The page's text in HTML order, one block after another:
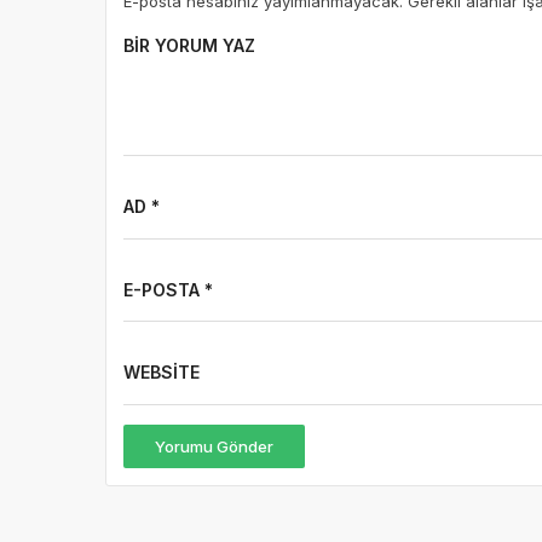
BIR YORUM YAZ
AD *
E-POSTA *
WEBSITE
Yorumu Gönder